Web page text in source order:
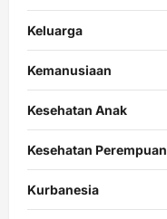
Keluarga
Kemanusiaan
Kesehatan Anak
Kesehatan Perempuan
Kurbanesia